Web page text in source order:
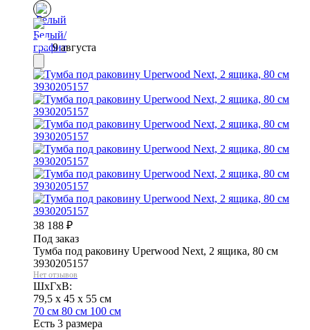
9 августа
38 188 ₽
Под заказ
Тумба под раковину Uperwood Next, 2 ящика, 80 см
3930205157
Нет отзывов
ШхГхВ:
79,5 x 45 x 55 см
70 см 80 см 100 см
Есть 3 размера